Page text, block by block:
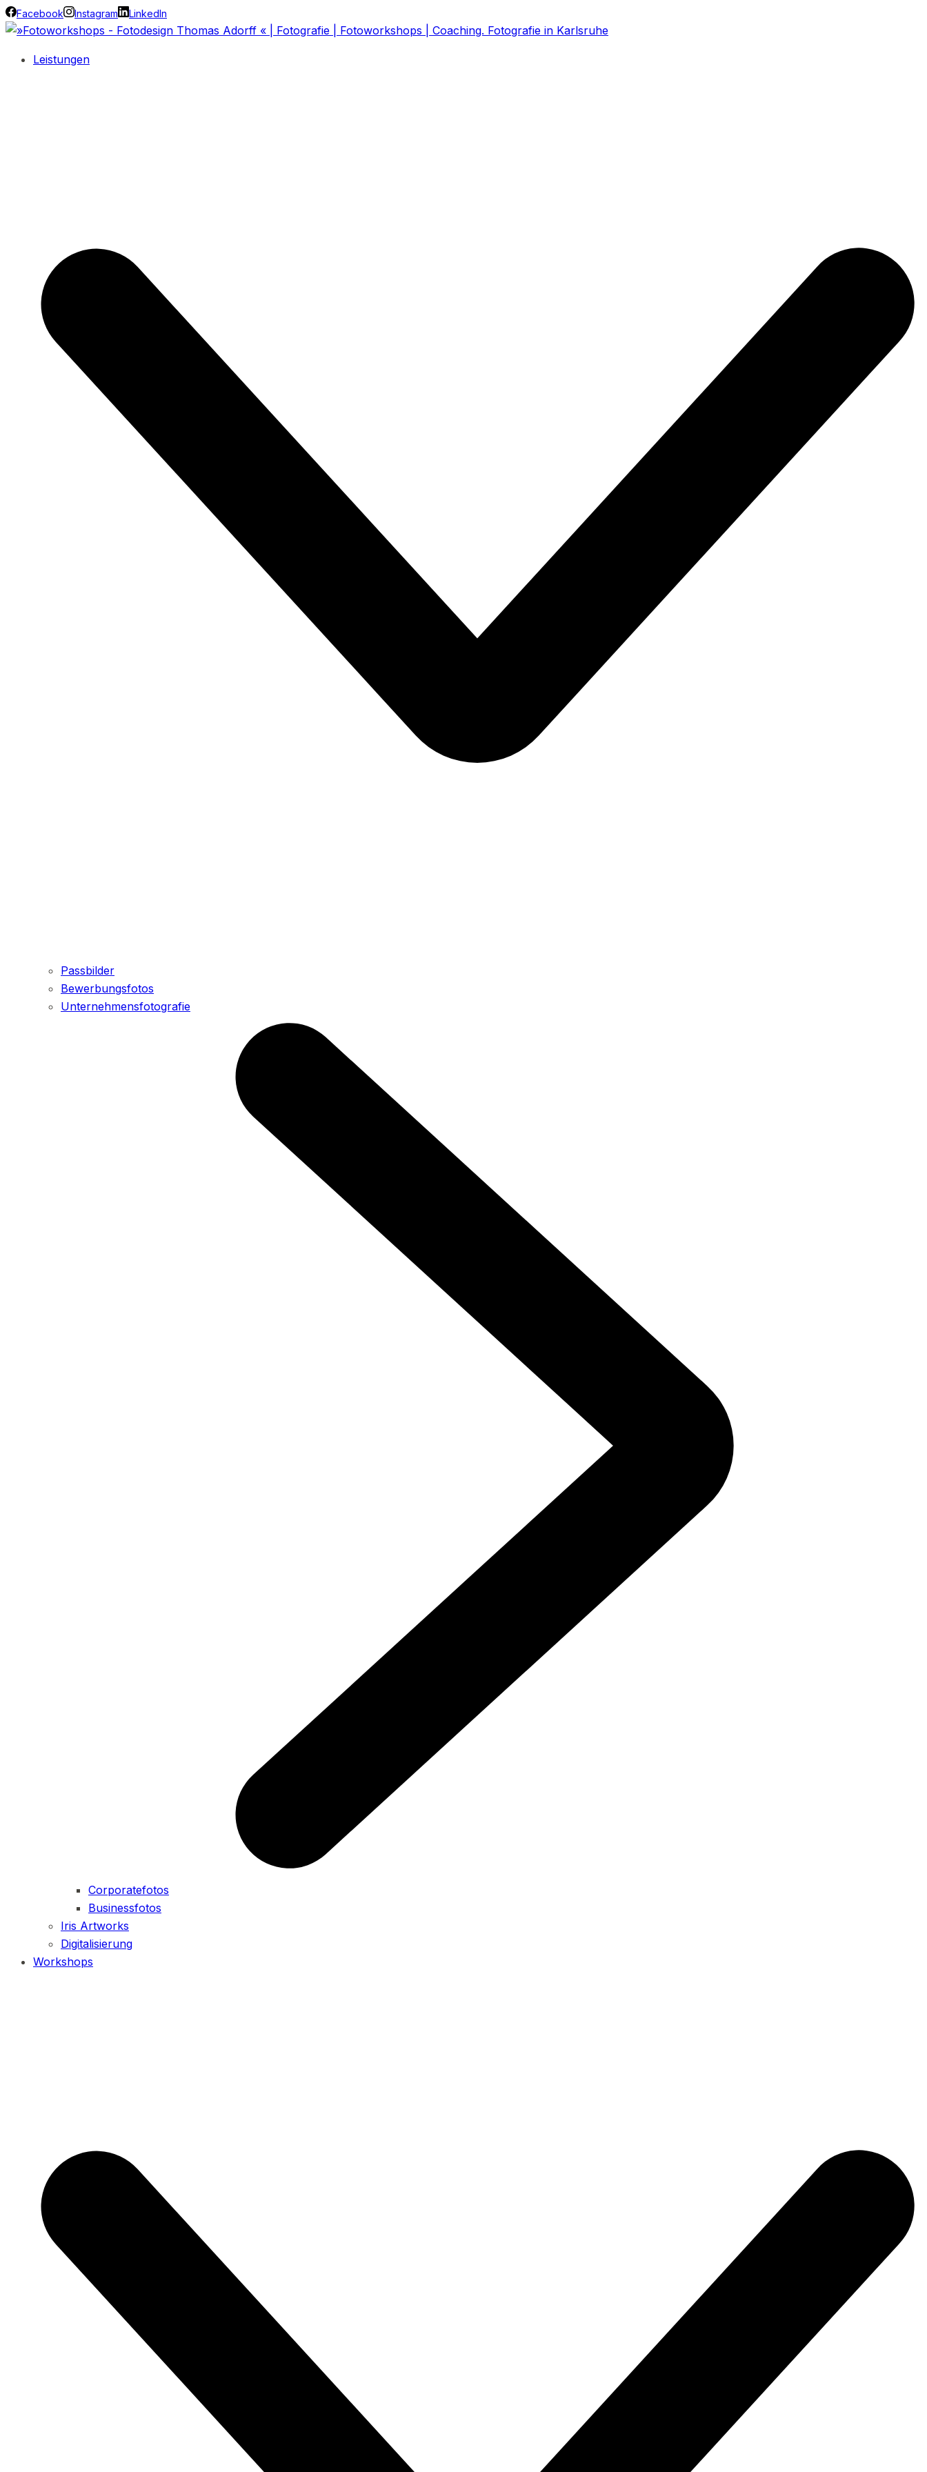
Facebook Instagram LinkedIn
Leistungen
Passbilder
Bewerbungsfotos
Unternehmensfotografie
Corporatefotos
Businessfotos
Iris Artworks
Digitalisierung
Workshops